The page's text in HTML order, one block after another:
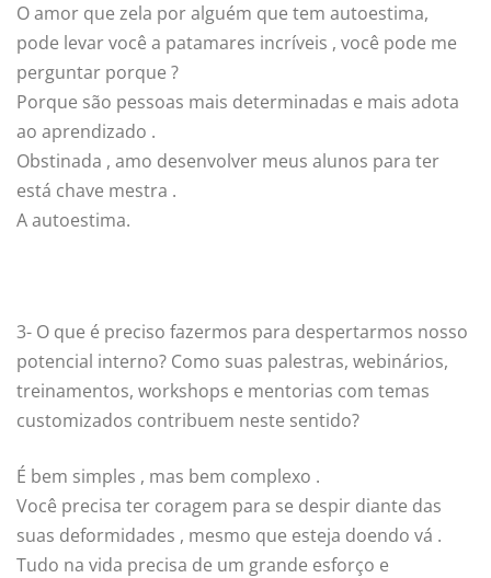
O amor que zela por alguém que tem autoestima,
pode levar você a patamares incríveis , você pode me
perguntar porque ?
Porque são pessoas mais determinadas e mais adota
ao aprendizado .
Obstinada , amo desenvolver meus alunos para ter
está chave mestra .
A autoestima.
3- O que é preciso fazermos para despertarmos nosso
potencial interno? Como suas palestras, webinários,
treinamentos, workshops e mentorias com temas
customizados contribuem neste sentido?
É bem simples , mas bem complexo .
Você precisa ter coragem para se despir diante das
suas deformidades , mesmo que esteja doendo vá .
Tudo na vida precisa de um grande esforço e